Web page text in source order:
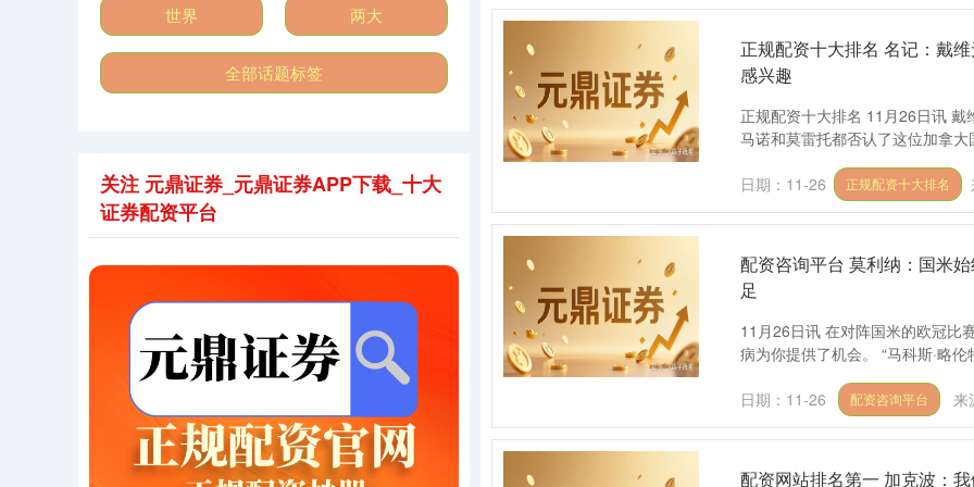
正规配资十大排名 名记：戴
感兴趣
正规配资十大排名 11月26日讯
马诺和莫雷托都否认了这位加拿
日期：11-26 正规配资十大排名
配资咨询平台 莫利纳：国米
足
11月26日讯 在对阵国米的欧冠比
病为你提供了机会。 “马科斯·略
日期：11-26 配资咨询平台 来
配资网站排名第一 加克波：
北证50 1122.88 0.00 0.00%
创业板指 0.00%
世界 两大
全部话题标签
关注 元鼎证券_元鼎证券APP下载_十大
证券配资平台